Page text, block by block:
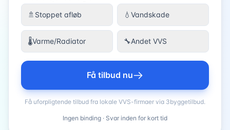
🚿 Stoppet afløb 💧 Vandskade
🌡️Varme/Radiator 🔧Andet VVS
Få tilbud nu
Få uforpligtende tilbud fra lokale VVS-firmaer via 3byggetilbud.
Ingen binding · Svar inden for kort tid